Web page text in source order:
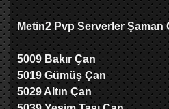
Metin2 Pvp Serverler Şaman
5009 Bakır Çan
5019 Gümüş Çan
5029 Altın Çan